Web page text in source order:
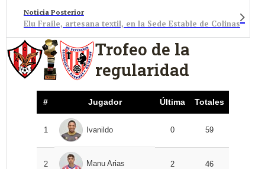
Noticia Posterior
Elu Fraile, artesana textil, en la Sede Estable de Colinas
Trofeo de la
regularidad
# Jugador Última Totales
1 Ivanildo 0 59
2 Manu Arias 2 46